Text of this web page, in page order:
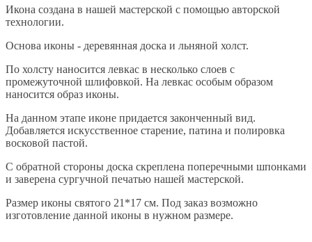
Икона создана в нашей мастерской с помощью авторской
технологии.
Основа иконы - деревянная доска и льняной холст.
По холсту наносится левкас в несколько слоев с
промежуточной шлифовкой. На левкас особым образом
наносится образ иконы.
На данном этапе иконе придается законченный вид.
Добавляется искусственное старение, патина и полировка
восковой пастой.
С обратной стороны доска скреплена поперечными шпонками
и заверена сургучной печатью нашей мастерской.
Размер иконы святого 21*17 см. Под заказ возможно
изготовление данной иконы в нужном размере.